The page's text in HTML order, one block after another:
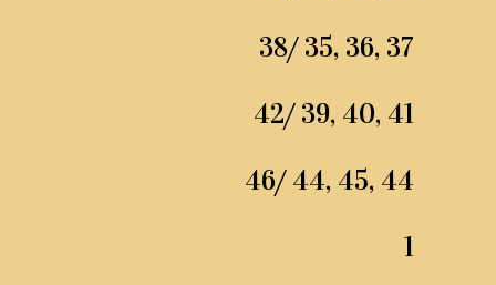
38/ 35, 36, 37
42/ 39, 40, 41
46/ 44, 45, 44
1